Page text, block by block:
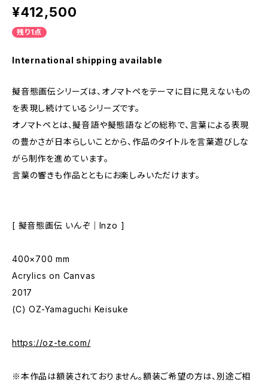
¥412,500
残り1点
International shipping available
擬音態画伝シリーズは、オノマトペをテーマに目に見えないもの
を表現し続けているシリーズです。
オノマトペとは、擬音語や擬態語などの総称で、言葉による表現
の豊かさが日本らしいことから、作品のタイトルを言葉遊びしな
がら制作を進めています。
言葉の響きも作品とともにお楽しみいただけます。
[ 擬音態画伝 いんぞ｜Inzo ]
400×700 mm
Acrylics on Canvas
2017
(C) OZ-Yamaguchi Keisuke
https://oz-te.com/
※本作品は額装されておりません。額装ご希望の方は、別途ご相